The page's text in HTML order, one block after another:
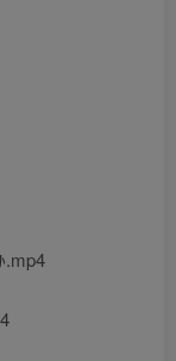
.mp4